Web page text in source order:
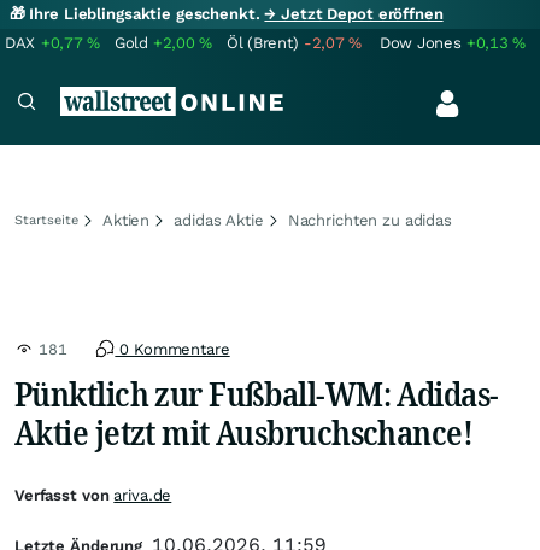
🎁 Ihre Lieblingsaktie geschenkt.→ Jetzt Depot eröffnen
DAX +0,77% Gold +2,00% Öl (Brent) -2,07% Dow Jones +0,13%
Startseite Aktien adidas Aktie Nachrichten zu adidas
181 0 Kommentare
Pünktlich zur Fußball-WM: Adidas-
Aktie jetzt mit Ausbruchschance!
Verfasst vonariva.de
Letzte Änderung 10.06.2026, 11:59